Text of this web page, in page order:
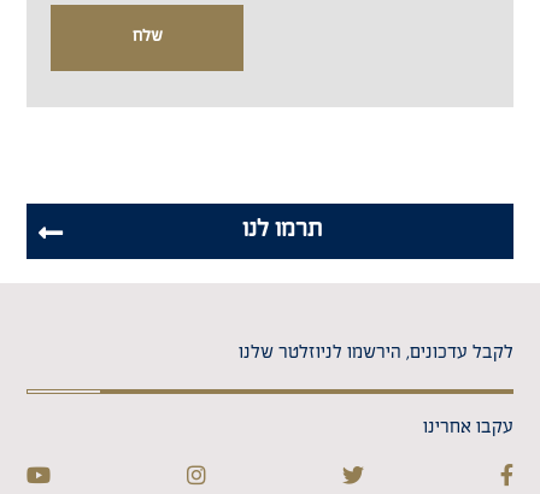
תרמו לנו
לקבל עדכונים, הירשמו לניוזלטר שלנו
עקבו אחרינו